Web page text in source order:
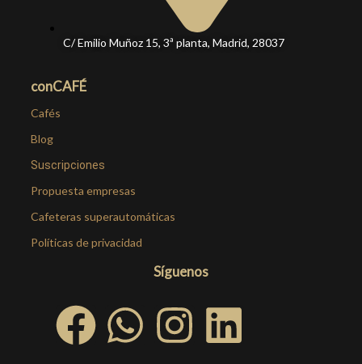
C/ Emilio Muñoz 15, 3ª planta, Madrid, 28037
conCAFÉ
Cafés
Blog
Suscripciones
Propuesta empresas
Cafeteras superautomáticas
Políticas de privacidad
Síguenos